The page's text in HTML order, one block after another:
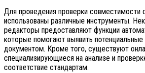
Для проведения проверки совместимости
использованы различные инструменты.
редакторы предоставляют функции
которые помогают выявить
документом. Кроме того, существуют
специализирующиеся на анализе и
соответствие стандартам.